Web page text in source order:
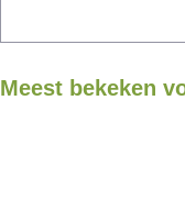
Meest bekeken